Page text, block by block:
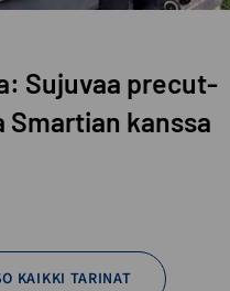
Sujuvaa precut-
kanssa
KAIKKI TARINAT